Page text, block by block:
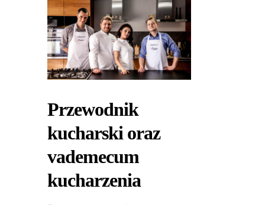
Przewodnik
kucharski oraz
vademecum
kucharzenia